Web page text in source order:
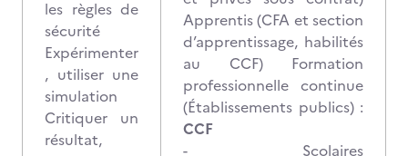
les règles de
sécurité
Expérimenter
, utiliser une
simulation
Critiquer un
résultat,
Apprentis (CFA et section
d’apprentissage, habilités
au CCF) Formation
professionnelle continue
(Établissements publics) :
CCF
- Scolaires